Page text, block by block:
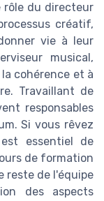
rôle du directeur
créatif,
vie à leur
musical,
cohérence et à
Travaillant de
responsables
Si vous rêvez
essentiel de
de formation
reste de l'équipe
des aspects